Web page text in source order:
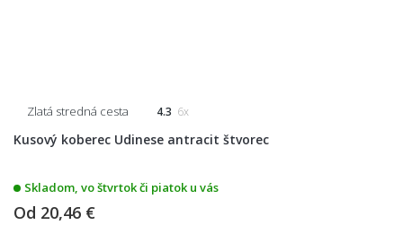
Zlatá stredná cesta 4.3 6x
Kusový koberec Udinese antracit štvorec
Skladom, vo štvrtok či piatok u vás
Od 20,46 €